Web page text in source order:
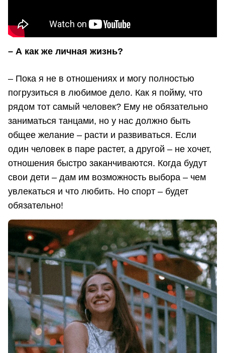
– А как же личная жизнь?
– Пока я не в отношениях и могу полностью
погрузиться в любимое дело. Как я пойму, что
рядом тот самый человек? Ему не обязательно
заниматься танцами, но у нас должно быть
общее желание – расти и развиваться. Если
один человек в паре растет, а другой – не хочет,
отношения быстро заканчиваются. Когда будут
свои дети – дам им возможность выбора – чем
увлекаться и что любить. Но спорт – будет
обязательно!